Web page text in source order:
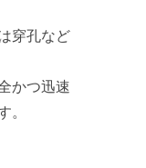
穿孔など
かつ迅速
。